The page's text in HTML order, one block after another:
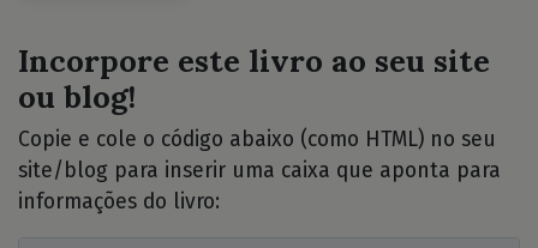
Incorpore este livro ao seu site
ou blog!
Copie e cole o código abaixo (como HTML) no seu
site/blog para inserir uma caixa que aponta para
informações do livro: